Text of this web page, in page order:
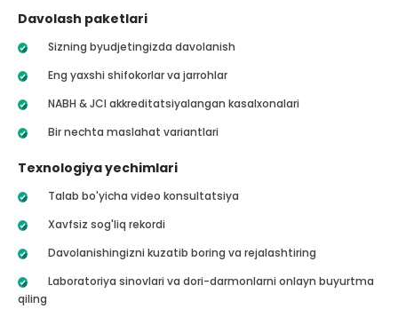
Davolash paketlari
Sizning byudjetingizda davolanish
Eng yaxshi shifokorlar va jarrohlar
NABH & JCI akkreditatsiyalangan kasalxonalari
Bir nechta maslahat variantlari
Texnologiya yechimlari
Talab bo'yicha video konsultatsiya
Xavfsiz sog'liq rekordi
Davolanishingizni kuzatib boring va rejalashtiring
Laboratoriya sinovlari va dori-darmonlarni onlayn buyurtma
qiling